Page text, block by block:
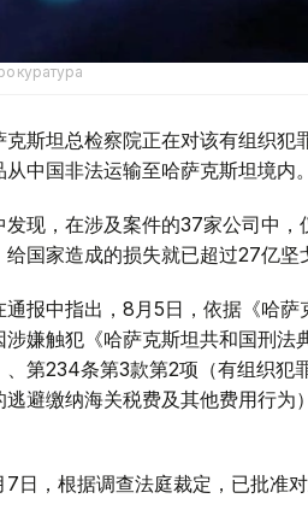
克斯坦总检察院正在对该有组织
中国非法运输至哈萨克斯坦境内。
发现，在涉及案件的37家公司中
国家造成的损失就已超过27亿坚
通报中指出，8月5日，依据《哈
涉嫌触犯《哈萨克斯坦共和国刑
、第234条第3款第2项（有组织犯
逃避缴纳海关税费及其他费用行
日，根据调查法庭裁定，已批准